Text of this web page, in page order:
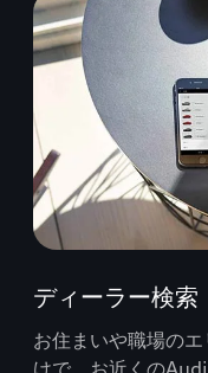
ディーラー検索
お住まいや職場の
けで、お近くの